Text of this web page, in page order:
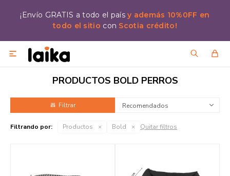
¡Envío GRATIS a todo el paísy además 10%0FF en
todo el sitio con Scotia crédito!

PRODUCTOS BOLD PERROS
Recomendados
Filtrando por: Productos Bold Quitar filtros